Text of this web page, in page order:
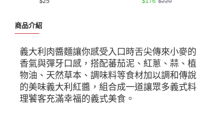
商品介紹
義大利肉醬麵讓你感受入口時舌尖傳來小麥的
香氣與彈牙口感，搭配蕃茄泥、紅蔥、蒜、植
物油、天然草本、調味料等食材加以調和傳說
的美味義大利紅醬，組合成一道讓眾多義式料
理饕客充滿幸福的義式美食。